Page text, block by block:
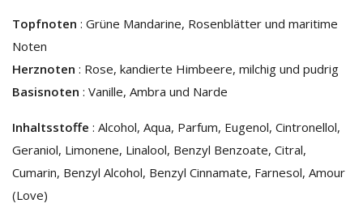
Topfnoten : Grüne Mandarine, Rosenblätter und maritime
Noten
Herznoten : Rose, kandierte Himbeere, milchig und pudrig
Basisnoten : Vanille, Ambra und Narde
Inhaltsstoffe : Alcohol, Aqua, Parfum, Eugenol, Cintronellol,
Geraniol, Limonene, Linalool, Benzyl Benzoate, Citral,
Cumarin, Benzyl Alcohol, Benzyl Cinnamate, Farnesol, Amour
(Love)